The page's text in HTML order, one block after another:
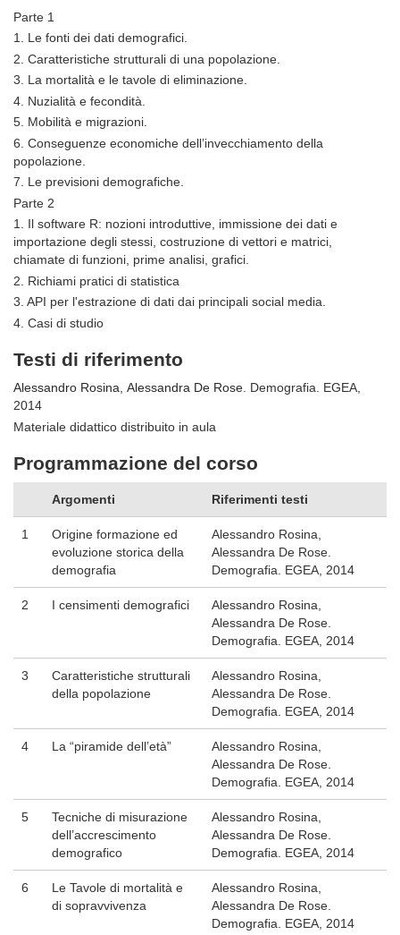
Parte 1
1. Le fonti dei dati demografici.
2. Caratteristiche strutturali di una popolazione.
3. La mortalità e le tavole di eliminazione.
4. Nuzialità e fecondità.
5. Mobilità e migrazioni.
6. Conseguenze economiche dell’invecchiamento della
popolazione.
7. Le previsioni demografiche.
Parte 2
1. Il software R: nozioni introduttive, immissione dei dati e
importazione degli stessi, costruzione di vettori e matrici,
chiamate di funzioni, prime analisi, grafici.
2. Richiami pratici di statistica
3. API per l'estrazione di dati dai principali social media.
4. Casi di studio
Testi di riferimento
Alessandro Rosina Alessandra De Rose . Demografia. EGEA,
2014
Materiale didattico distribuito in aula
Programmazione del corso
Argomenti Riferimenti testi
1
Origine formazione ed
evoluzione storica della
demografia
Alessandro Rosina,
Alessandra De Rose.
Demografia. EGEA, 2014
2 I censimenti demografici
Alessandro Rosina,
Alessandra De Rose.
Demografia. EGEA, 2014
3
Caratteristiche strutturali
della popolazione
Alessandro Rosina,
Alessandra De Rose.
Demografia. EGEA, 2014
4 La “piramide dell’età”
Alessandro Rosina,
Alessandra De Rose.
Demografia. EGEA, 2014
5
Tecniche di misurazione
dell’accrescimento
demografico
Alessandro Rosina,
Alessandra De Rose.
Demografia. EGEA, 2014
6
Le Tavole di mortalità e
di sopravvivenza
Alessandro Rosina,
Alessandra De Rose.
Demografia. EGEA, 2014